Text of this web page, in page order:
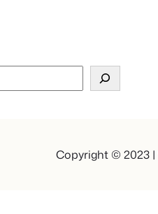
Copyright © 2023